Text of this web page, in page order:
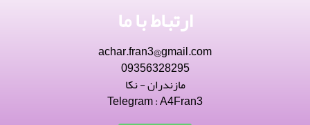
ارتباط با ما
achar.fran3@gmail.com
09356328295
مازندران - نکا
Telegram : A4Fran3